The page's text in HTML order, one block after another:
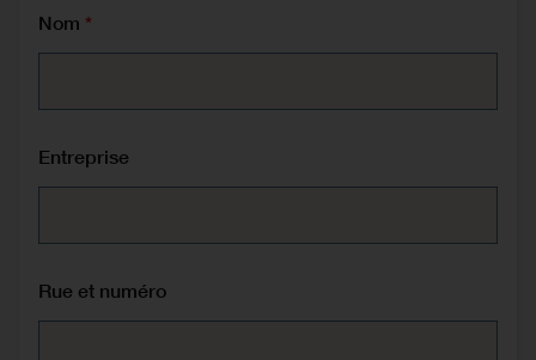
Nom
Entreprise
Rue et numéro